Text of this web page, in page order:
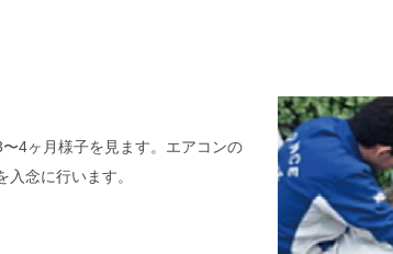
4ヶ月様子を見ます。エアコンの
念に行います。